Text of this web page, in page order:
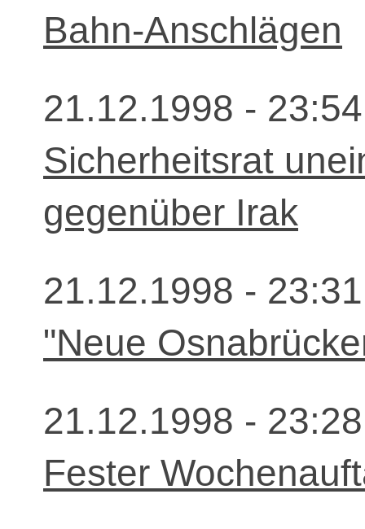
Bahn-Anschlägen
21.12.1998 -
Sicherheitsrat
gegenüber Irak
21.12.1998 -
"Neue
21.12.1998 -
Fester